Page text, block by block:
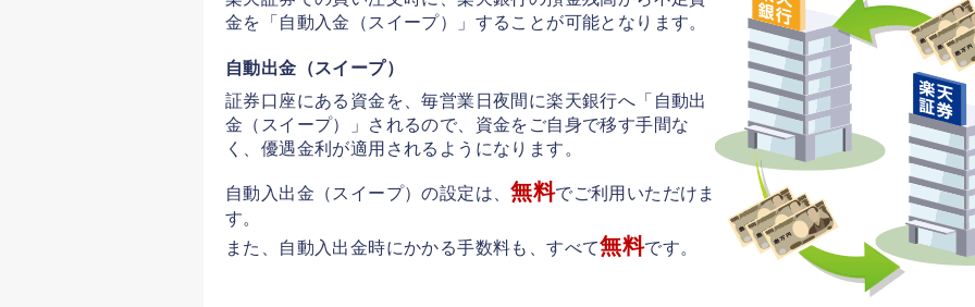
金を「自動入金（スイープ）」することが可能となります。
自動出金（スイープ）
証券口座にある資金を、毎営業日夜間に楽天銀行へ「自動出
金（スイープ）」されるので、資金をご自身で移す手間な
く、優遇金利が適用されるようになります。
自動入出金（スイープ）の設定は、無料でご利用いただけま
す。
また、自動入出金時にかかる手数料も、すべて無料です。